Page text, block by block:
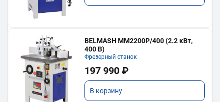
BELMASH MM2200P/400 (2.2 кВт,
400 В)
Фрезерный станок
197 990 ₽
В корзину